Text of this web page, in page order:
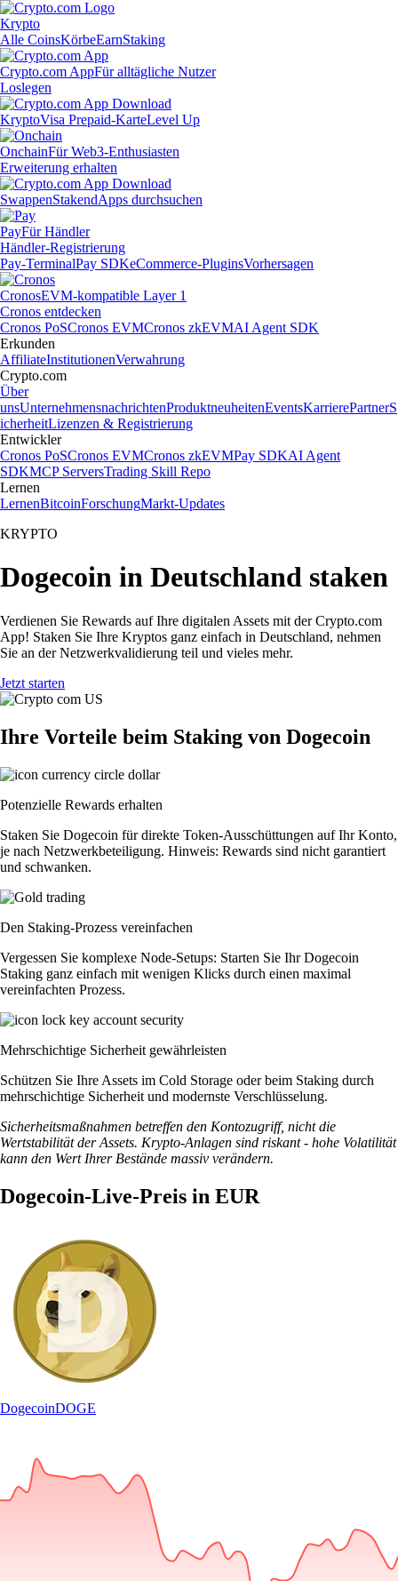
Krypto
Alle CoinsKörbeEarnStaking
Crypto.com AppFür alltägliche Nutzer
Loslegen
KryptoVisa Prepaid-KarteLevel Up
OnchainFür Web3-Enthusiasten
Erweiterung erhalten
SwappenStakendApps durchsuchen
PayFür Händler
Händler-Registrierung
Pay-TerminalPay SDKeCommerce-PluginsVorhersagen
CronosEVM-kompatible Layer 1
Cronos entdecken
Cronos PoSCronos EVMCronos zkEVMAI Agent SDK
Erkunden
AffiliateInstitutionenVerwahrung
Crypto.com
Über
unsUnternehmensnachrichtenProduktneuheitenEventsKarrierePartnerS
icherheitLizenzen & Registrierung
Entwickler
Cronos PoSCronos EVMCronos zkEVMPay SDKAI Agent
SDKMCP ServersTrading Skill Repo
Lernen
LernenBitcoinForschungMarkt-Updates
KRYPTO
Dogecoin in Deutschland staken
Verdienen Sie Rewards auf Ihre digitalen Assets mit der Crypto.com
App! Staken Sie Ihre Kryptos ganz einfach in Deutschland, nehmen
Sie an der Netzwerkvalidierung teil und vieles mehr.
Jetzt starten
Ihre Vorteile beim Staking von Dogecoin
Potenzielle Rewards erhalten
Staken Sie Dogecoin für direkte Token-Ausschüttungen auf Ihr Konto,
je nach Netzwerkbeteiligung. Hinweis: Rewards sind nicht garantiert
und schwanken.
Den Staking-Prozess vereinfachen
Vergessen Sie komplexe Node-Setups: Starten Sie Ihr Dogecoin
Staking ganz einfach mit wenigen Klicks durch einen maximal
vereinfachten Prozess.
Mehrschichtige Sicherheit gewährleisten
Schützen Sie Ihre Assets im Cold Storage oder beim Staking durch
mehrschichtige Sicherheit und modernste Verschlüsselung.
Sicherheitsmaßnahmen betreffen den Kontozugriff, nicht die
Wertstabilität der Assets. Krypto-Anlagen sind riskant - hohe Volatilität
kann den Wert Ihrer Bestände massiv verändern.
Dogecoin-Live-Preis in EUR
DogecoinDOGE